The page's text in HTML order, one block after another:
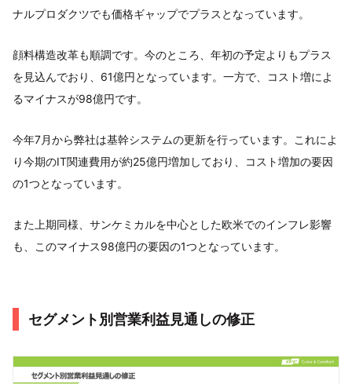
ナルプロダクツでも価格ギャップでプラスとなっています。
顔料構造改革も順調です。今のところ、年初の予定よりもプラス
を見込んでおり、61億円となっています。一方で、コスト増によ
るマイナスが98億円です。
今年7月から弊社は基幹システムの更新を行っています。これによ
り今期のIT関連費用が約25億円増加しており、コスト増加の要因
の1つとなっています。
また上期同様、サンケミカルを中心とした欧米でのインフレ影響
も、このマイナス98億円の要因の1つとなっています。
セグメント別営業利益見通しの修正